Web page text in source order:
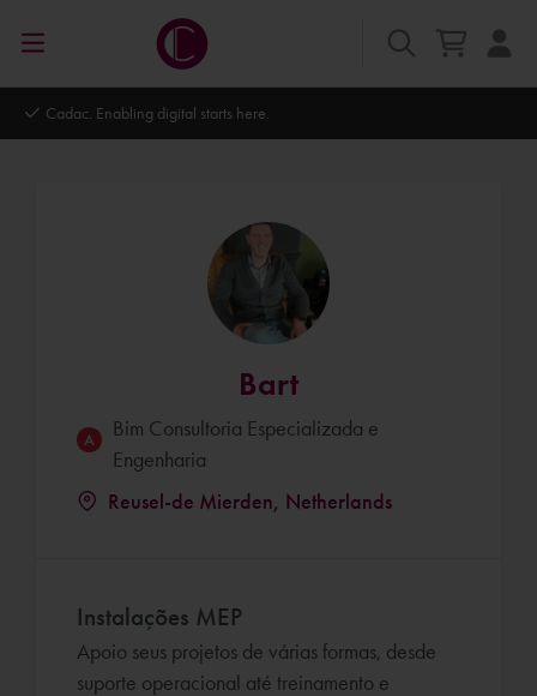
here.
Bart
Bim Consultoria Especializada e
Engenharia
Reusel-de Mierden, Netherlands
Instalações MEP
Apoio seus projetos de várias formas, desde
suporte operacional até treinamento e